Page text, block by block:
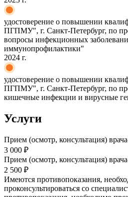
удостоверение о повышении
ПГПМУ", г. Санкт-Петербург, по
вопросы инфекционных
иммунопрофилактики"
2024 г.
удостоверение о повышении
ПГПМУ", г. Санкт-Петербург, по
кишечные инфекции и вирусные
Услуги
Прием (осмотр, консультация)
3 000 ₽
Прием (осмотр, консультация)
2 500 ₽
Имеются противопоказания,
проконсультироваться со